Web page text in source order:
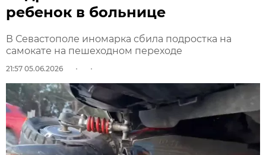
ребенок в больнице
В Севастополе иномарка сбила подростка на
самокате на пешеходном переходе
21:57 05.06.2026